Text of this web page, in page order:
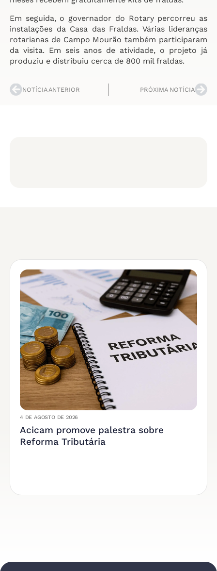
Em seguida, o governador do Rotary percorreu as
instalações da Casa das Fraldas. Várias lideranças
rotarianas de Campo Mourão também participaram
da visita. Em seis anos de atividade, o projeto já
produziu e distribuiu cerca de 800 mil fraldas.
NOTÍCIA ANTERIOR PRÓXIMA NOTÍCIA
4 DE AGOSTO DE 2026
Acicam promove palestra sobre
Reforma Tributária